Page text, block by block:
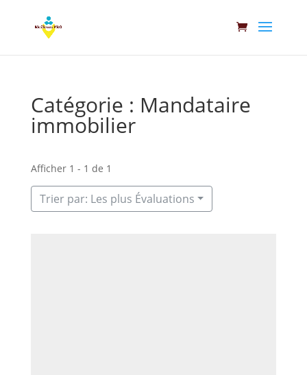
Catégorie : Mandataire
immobilier
Afficher 1 - 1 de 1
Trier par: Les plus Évaluations